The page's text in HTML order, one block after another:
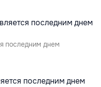
последним днем
последним днем